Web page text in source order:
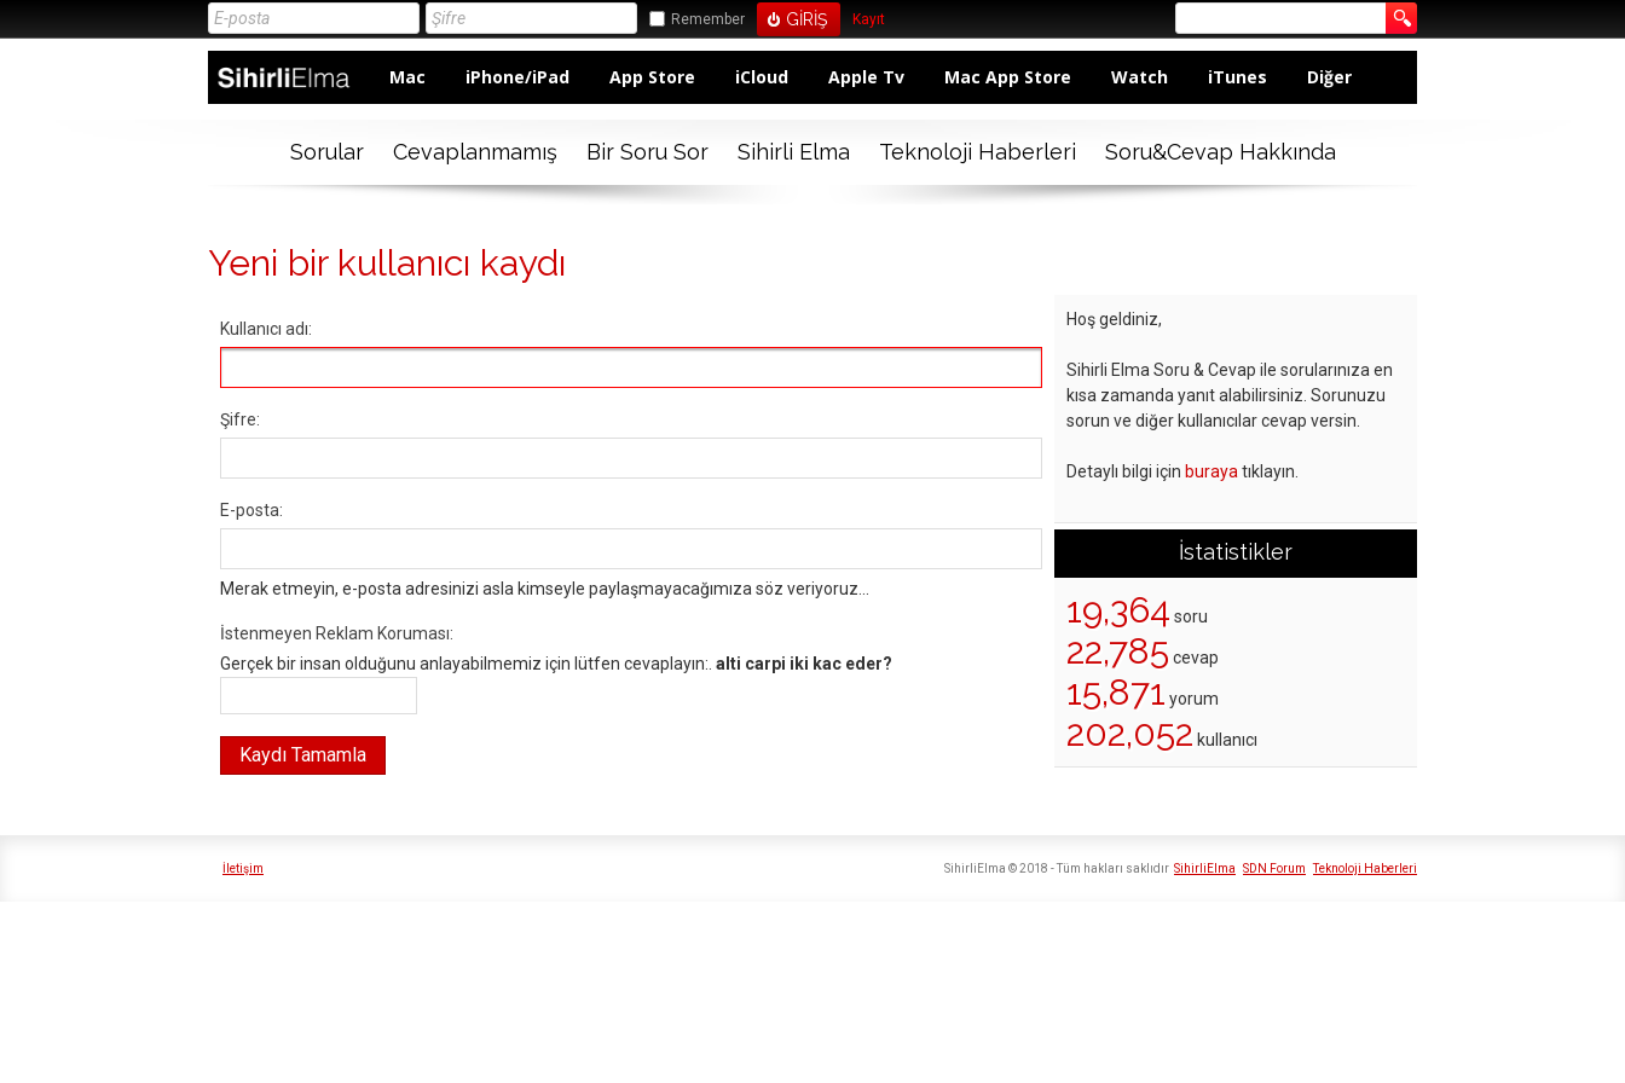
Remember Kayıt
Mac iPhone/iPad App Store iCloud Apple Tv Mac App Store Watch iTunes Diğer
Sorular Cevaplanmamış Bir Soru Sor Sihirli Elma Teknoloji Haberleri Soru&Cevap Hakkında
Yeni bir kullanıcı kaydı
Kullanıcı adı:
Şifre:
E-posta:
Merak etmeyin, e-posta adresinizi asla kimseyle paylaşmayacağımıza söz veriyoruz...
İstenmeyen Reklam Koruması:
Gerçek bir insan olduğunu anlayabilmemiz için lütfen cevaplayın:. alti carpi iki kac eder?
Hoş geldiniz,
Sihirli Elma Soru & Cevap ile sorularınıza en
kısa zamanda yanıt alabilirsiniz. Sorunuzu
sorun ve diğer kullanıcılar cevap versin.
Detaylı bilgi için buraya tıklayın.
İstatistikler
19,364 soru
22,785 cevap
15,871 yorum
202,052 kullanıcı
İletişim SihirliElma SDN Forum Teknoloji Haberleri
SihirliElma © 2018 - Tüm hakları saklıdır